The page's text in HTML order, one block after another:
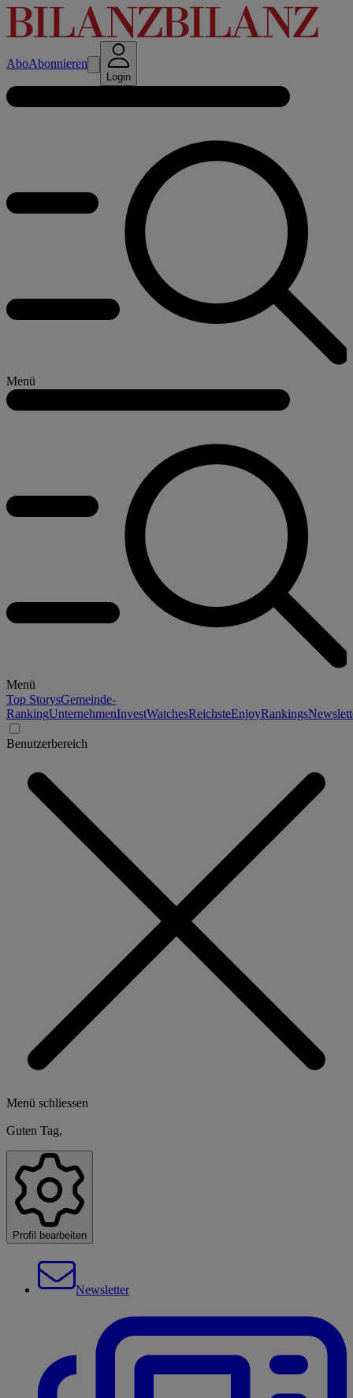
AboAbonnieren
Login
Menü
Menü
Top StorysGemeinde-
RankingUnternehmenInvestWatchesReichsteEnjoyRankings
Benutzerbereich
Menü schliessen
Guten Tag,
Profil bearbeiten
Newsletter